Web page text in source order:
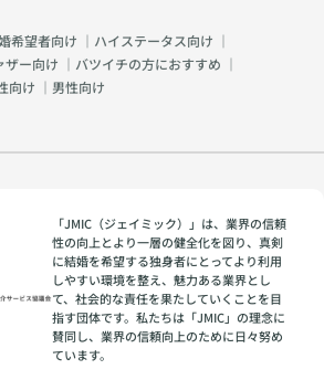
希望者向け ハイステータス向け
ザー向け
バツイチの方におすすめ
向け 男性向け
「JMIC（ジェイミック）」は、業界の信頼
性の向上とより一層の健全化を図り、真剣
に結婚を希望する独身者にとってより利用
しやすい環境を整え、魅力ある業界とし
て、社会的な責任を果たしていくことを目
指す団体です。私たちは「JMIC」の理念に
賛同し、業界の信頼向上のために日々努め
ています。